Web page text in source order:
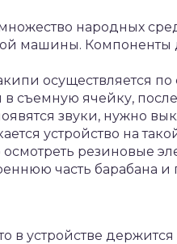
народных
машины.
осуществляется
в съемную ячейку,
звуки, нужно
устройство на
резиновые
часть барабана
в устройстве